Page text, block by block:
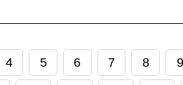
4 5 6 7 8 9